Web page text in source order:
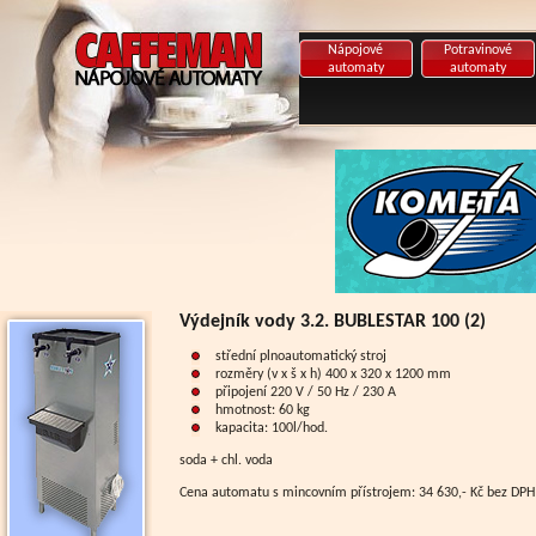
Nápojové
automaty
Potravinové
automaty
Výdejník vody 3.2. BUBLESTAR 100 (2)
střední plnoautomatický stroj
rozměry (v x š x h) 400 x 320 x 1200 mm
připojení 220 V / 50 Hz / 230 A
hmotnost: 60 kg
kapacita: 100l/hod.
soda + chl. voda
Cena automatu s mincovním přístrojem: 34 630,- Kč bez DPH